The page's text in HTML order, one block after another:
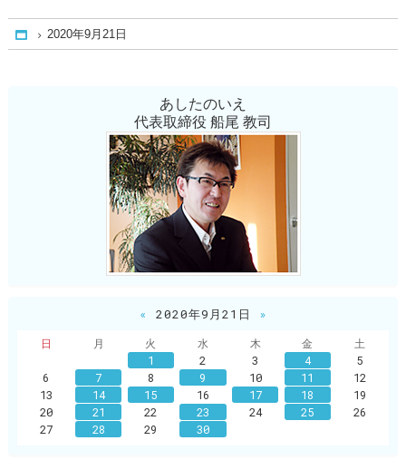
Home
2020年9月21日
あしたのいえ
代表取締役 船尾 教司
« 2020年9月21日
»
日
月 火 水 木 金
土
1
2 3 4
5
6
7 8 9 10 11
12
13
14 15 16 17 18
19
20
21 22 23 24 25
26
27
28 29 30